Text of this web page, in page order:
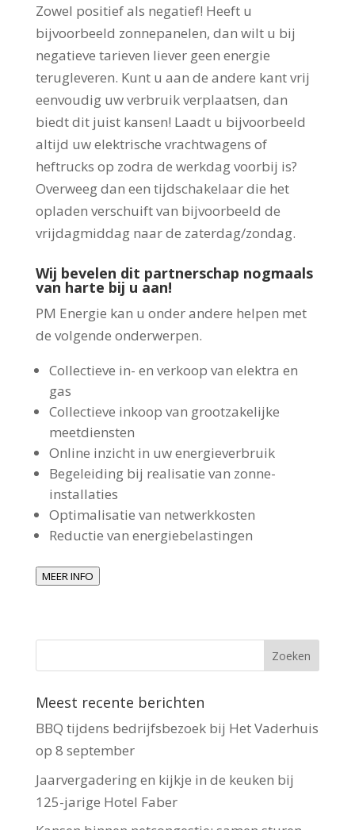
Zowel positief als negatief! Heeft u
bijvoorbeeld zonnepanelen, dan wilt u bij
negatieve tarieven liever geen energie
terugleveren. Kunt u aan de andere kant vrij
eenvoudig uw verbruik verplaatsen, dan
biedt dit juist kansen! Laadt u bijvoorbeeld
altijd uw elektrische vrachtwagens of
heftrucks op zodra de werkdag voorbij is?
Overweeg dan een tijdschakelaar die het
opladen verschuift van bijvoorbeeld de
vrijdagmiddag naar de zaterdag/zondag.
Wij bevelen dit partnerschap nogmaals
van harte bij u aan!
PM Energie kan u onder andere helpen met
de volgende onderwerpen.
Collectieve in- en verkoop van elektra en
gas
Collectieve inkoop van grootzakelijke
meetdiensten
Online inzicht in uw energieverbruik
Begeleiding bij realisatie van zonne-
installaties
Optimalisatie van netwerkkosten
Reductie van energiebelastingen
MEER INFO
Meest recente berichten
BBQ tijdens bedrijfsbezoek bij Het Vaderhuis
op 8 september
Jaarvergadering en kijkje in de keuken bij
125-jarige Hotel Faber